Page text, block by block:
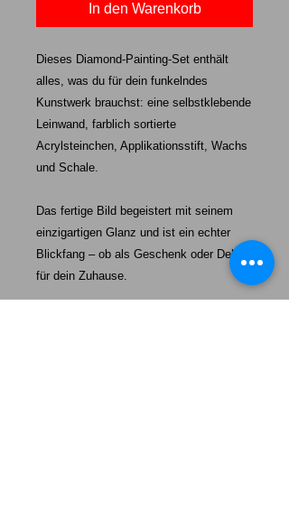
In den Warenkorb
Dieses Diamond-Painting-Set enthält
alles, was du für dein funkelndes
Kunstwerk brauchst: eine selbstklebende
Leinwand, farblich sortierte
Acrylsteinchen, Applikationsstift, Wachs
und Schale.
Das fertige Bild begeistert mit seinem
einzigartigen Glanz und ist ein echter
Blickfang – ob als Geschenk oder Deko
für dein Zuhause.